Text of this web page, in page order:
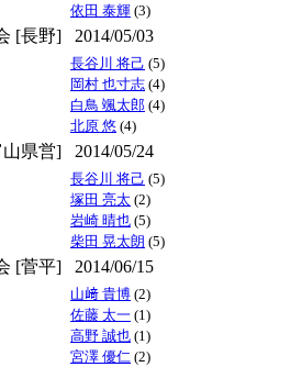
依田 泰輝 (3)
[長野] 2014/05/03
長谷川 将己 (5)
岡村 也寸志 (4)
白鳥 颯太郎 (4)
北原 悠 (4)
県営] 2014/05/24
長谷川 将己 (5)
塚田 亮太 (2)
岩崎 晴也 (5)
柴田 晃太朗 (5)
[菅平] 2014/06/15
山﨑 貴博 (2)
佐藤 太一 (1)
高野 誠也 (1)
宮澤 優仁 (2)